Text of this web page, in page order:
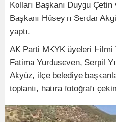
Kolları Başkanı Duygu
Başkanı Hüseyin Serdar
yaptı.
AK Parti MKYK üyeleri
Fatima Yurduseven, Serpil
Akyüz, ilçe belediye
toplantı, hatıra fotoğrafı